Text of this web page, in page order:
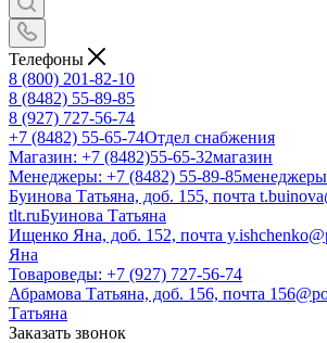
Телефоны
8 (800) 201-82-10
8 (8482) 55-89-85
8 (927) 727-56-74
+7 (8482) 55-65-74Отдел снабжения
Магазин: +7 (8482)55-65-32магазин
Менеджеры: +7 (8482) 55-89-85менеджеры
Буинова Татьяна, доб. 155, почта
tlt.ruБуинова Татьяна
Ищенко Яна, доб. 152, почта
Яна
Товароведы: +7 (927) 727-56-74
Абрамова Татьяна, доб. 156, почта
Татьяна
Заказать звонок